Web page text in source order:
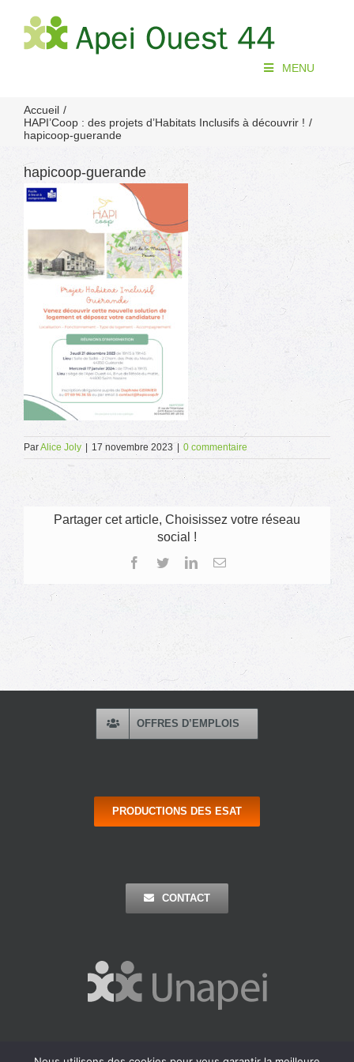
contenu
MENU
Accueil
HAPI’Coop : des projets d’Habitats Inclusifs à découvrir !
hapicoop-guerande
hapicoop-guerande
ParAlice Joly 17 novembre 2023 0 commentaire
Partager cet article, Choisissez votre réseau
social !
Facebook
TwitterLinkedInEmail
OFFRES D’EMPLOIS
PRODUCTIONS DES ESAT
CONTACT